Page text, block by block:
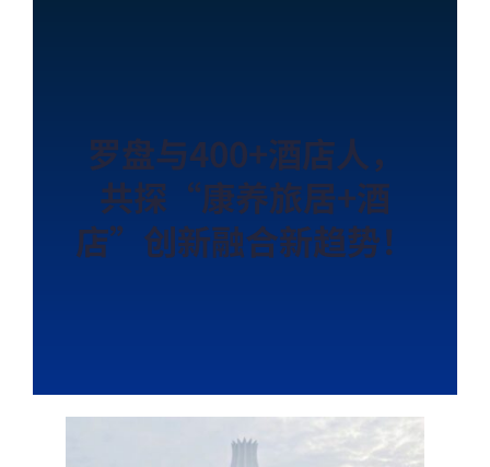
罗盘与400+酒店人，
共探“康养旅居+酒
店”创新融合新趋势！